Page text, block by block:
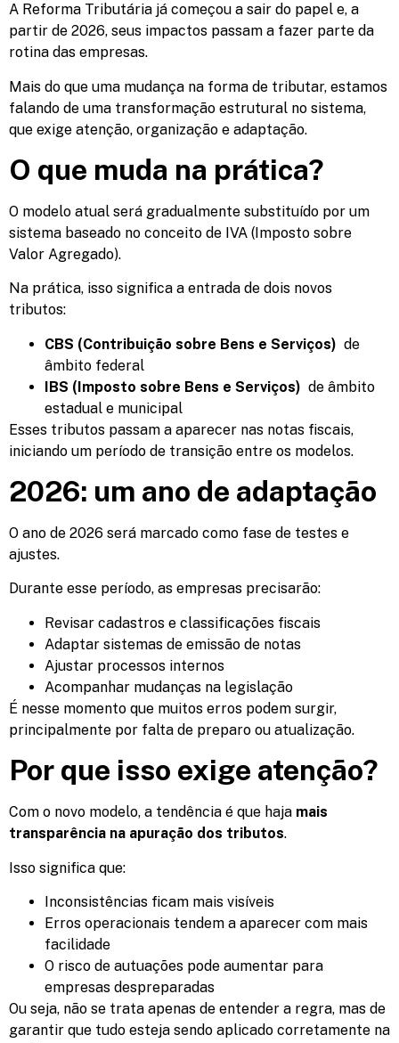
A Reforma Tributária já começou a sair do papel e, a
partir de 2026, seus impactos passam a fazer parte da
rotina das empresas.
Mais do que uma mudança na forma de tributar, estamos
falando de uma transformação estrutural no sistema,
que exige atenção, organização e adaptação.
O que muda na prática?
O modelo atual será gradualmente substituído por um
sistema baseado no conceito de IVA (Imposto sobre
Valor Agregado).
Na prática, isso significa a entrada de dois novos
tributos:
CBS (Contribuição sobre Bens e Serviços) de
âmbito federal
IBS (Imposto sobre Bens e Serviços) de âmbito
estadual e municipal
Esses tributos passam a aparecer nas notas fiscais,
iniciando um período de transição entre os modelos.
2026: um ano de adaptação
O ano de 2026 será marcado como fase de testes e
ajustes.
Durante esse período, as empresas precisarão:
Revisar cadastros e classificações fiscais
Adaptar sistemas de emissão de notas
Ajustar processos internos
Acompanhar mudanças na legislação
É nesse momento que muitos erros podem surgir,
principalmente por falta de preparo ou atualização.
Por que isso exige atenção?
Com o novo modelo, a tendência é que haja mais
transparência na apuração dos tributos.
Isso significa que:
Inconsistências ficam mais visíveis
Erros operacionais tendem a aparecer com mais
facilidade
O risco de autuações pode aumentar para
empresas despreparadas
Ou seja, não se trata apenas de entender a regra, mas de
garantir que tudo esteja sendo aplicado corretamente na